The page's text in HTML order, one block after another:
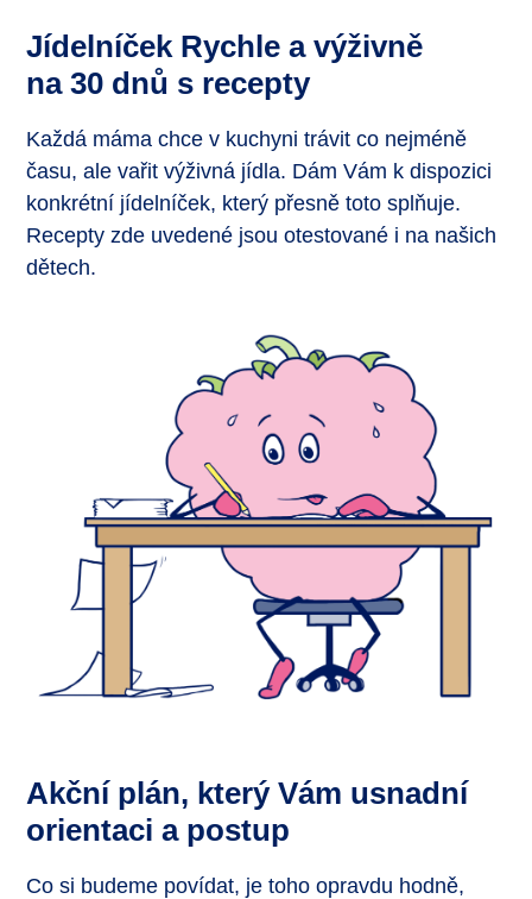
Jídelníček Rychle a výživně
na 30 dnů s recepty
Každá máma chce v kuchyni trávit co nejméně
času, ale vařit výživná jídla. Dám Vám k dispozici
konkrétní jídelníček, který přesně toto splňuje.
Recepty zde uvedené jsou otestované i na našich
dětech.
Akční plán, který Vám usnadní
orientaci a postup
Co si budeme povídat, je toho opravdu hodně,